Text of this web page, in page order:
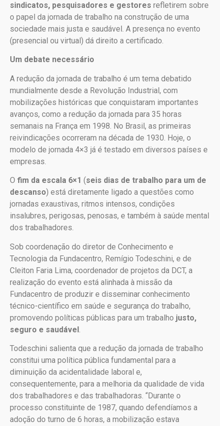
sindicatos, pesquisadores e gestores refletirem sobre
o papel da jornada de trabalho na construção de uma
sociedade mais justa e saudável. A presença no evento
(presencial ou virtual) dá direito a certificado.
Um debate necessário
A redução da jornada de trabalho é um tema debatido
mundialmente desde a Revolução Industrial, com
mobilizações históricas que conquistaram importantes
avanços, como a redução da jornada para 35 horas
semanais na França em 1998. No Brasil, as primeiras
reivindicações ocorreram na década de 1930. Hoje, o
modelo de jornada 4×3 já é testado em diversos países e
empresas.
O fim da escala 6×1 (seis dias de trabalho para um de
descanso) está diretamente ligado a questões como
jornadas exaustivas, ritmos intensos, condições
insalubres, perigosas, penosas, e também à saúde mental
dos trabalhadores.
Sob coordenação do diretor de Conhecimento e
Tecnologia da Fundacentro, Remígio Todeschini, e de
Cleiton Faria Lima, coordenador de projetos da DCT, a
realização do evento está alinhada à missão da
Fundacentro de produzir e disseminar conhecimento
técnico-científico em saúde e segurança do trabalho,
promovendo políticas públicas para um trabalho justo,
seguro e saudável
Todeschini salienta que a redução da jornada de trabalho
constitui uma política pública fundamental para a
diminuição da acidentalidade laboral e,
consequentemente, para a melhoria da qualidade de vida
dos trabalhadores e das trabalhadoras. “Durante o
processo constituinte de 1987, quando defendíamos a
adoção do turno de 6 horas, a mobilização estava